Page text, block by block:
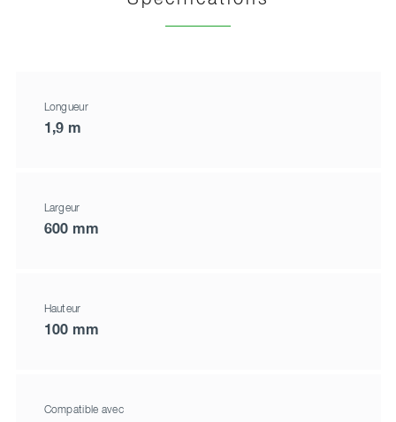
Longueur
1,9 m
Largeur
600 mm
Hauteur
100 mm
Compatible avec